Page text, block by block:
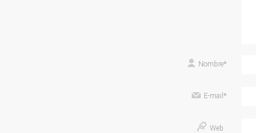
Nombre*
E-mail *
Web